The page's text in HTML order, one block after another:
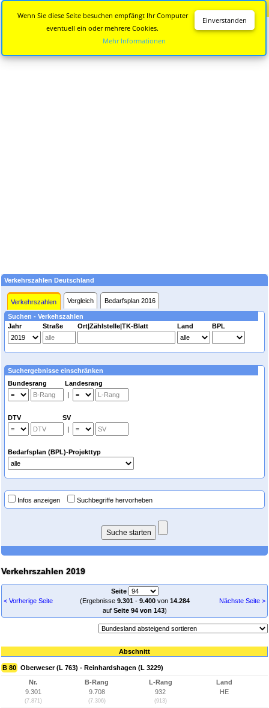
Verkehrszahlen Deutschland
Verkehrszahlen Vergleich Bedarfsplan 2016
Suchen - Verkehszahlen
Jahr
Straße Ort|Zählstelle|TK-Blatt Land BPL
Suchergebnisse einschränken
Bundesrang Landesrang
|
DTV SV
|
Bedarfsplan (BPL)-Projekttyp
Infos anzeigen Suchbegriffe hervorheben
Verkehrszahlen 2019
< Vorherige Seite
Seite
(Ergebnisse 9.301- 9.400von 14.284
auf Seite 94 von 143)
Nächste Seite >
Abschnitt
B 80 Oberweser (L 763) - Reinhardshagen (L 3229)
Nr.
9.301
(7.871)
B-Rang
9.708
(7.306)
L-Rang
932
(913)
Land
HE
Einverstanden
Wenn Sie diese Seite besuchen empfängt Ihr Computer
eventuell ein oder mehrere Cookies.
Mehr Informationen